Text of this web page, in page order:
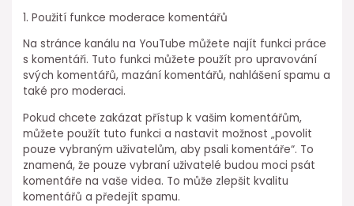
1. Použití funkce moderace komentářů
Na stránce kanálu na YouTube můžete najít funkci práce
s komentáři. Tuto funkci můžete použít pro upravování
svých komentářů, mazání komentářů, nahlášení spamu a
také pro moderaci.
Pokud chcete zakázat přístup k vašim komentářům,
můžete použít tuto funkci a nastavit možnost „povolit
pouze vybraným uživatelům, aby psali komentáře“. To
znamená, že pouze vybraní uživatelé budou moci psát
komentáře na vaše videa. To může zlepšit kvalitu
komentářů a předejít spamu.